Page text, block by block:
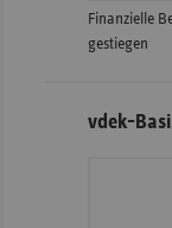
Finanzielle
gestiegen
vdek-